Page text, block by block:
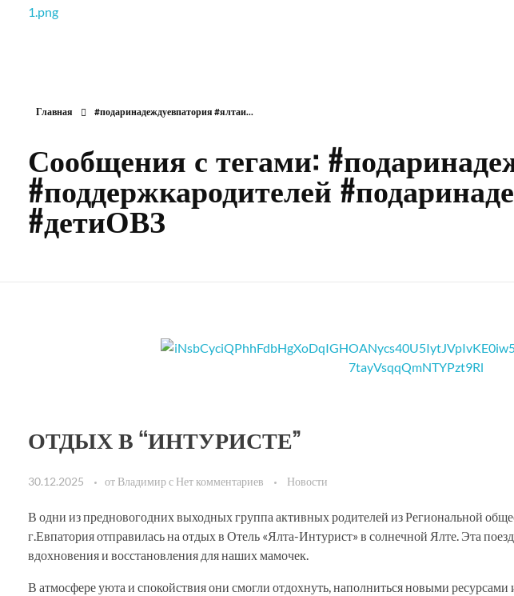
Главная #подаринадеждуевпатория #ялтаи...
Сообщения с тегами:
#поддержкародителей
#детиОВЗ
ОТДЫХ В “ИНТУРИСТЕ”
30.12.2025 от Владимирс Нет комментариев Новости
В одни из предновогодних выходных группа активных родителей из Региональной
г.Евпатория отправилась на отдых в Отель «Ялта-Интурист» в солнечной Ялте. Эта
вдохновения и восстановления для наших мамочек.
В атмосфере уюта и спокойствия они смогли отдохнуть, наполниться новыми